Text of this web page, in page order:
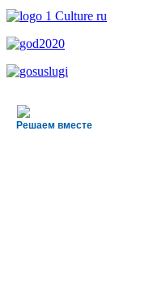
Решаем вместе